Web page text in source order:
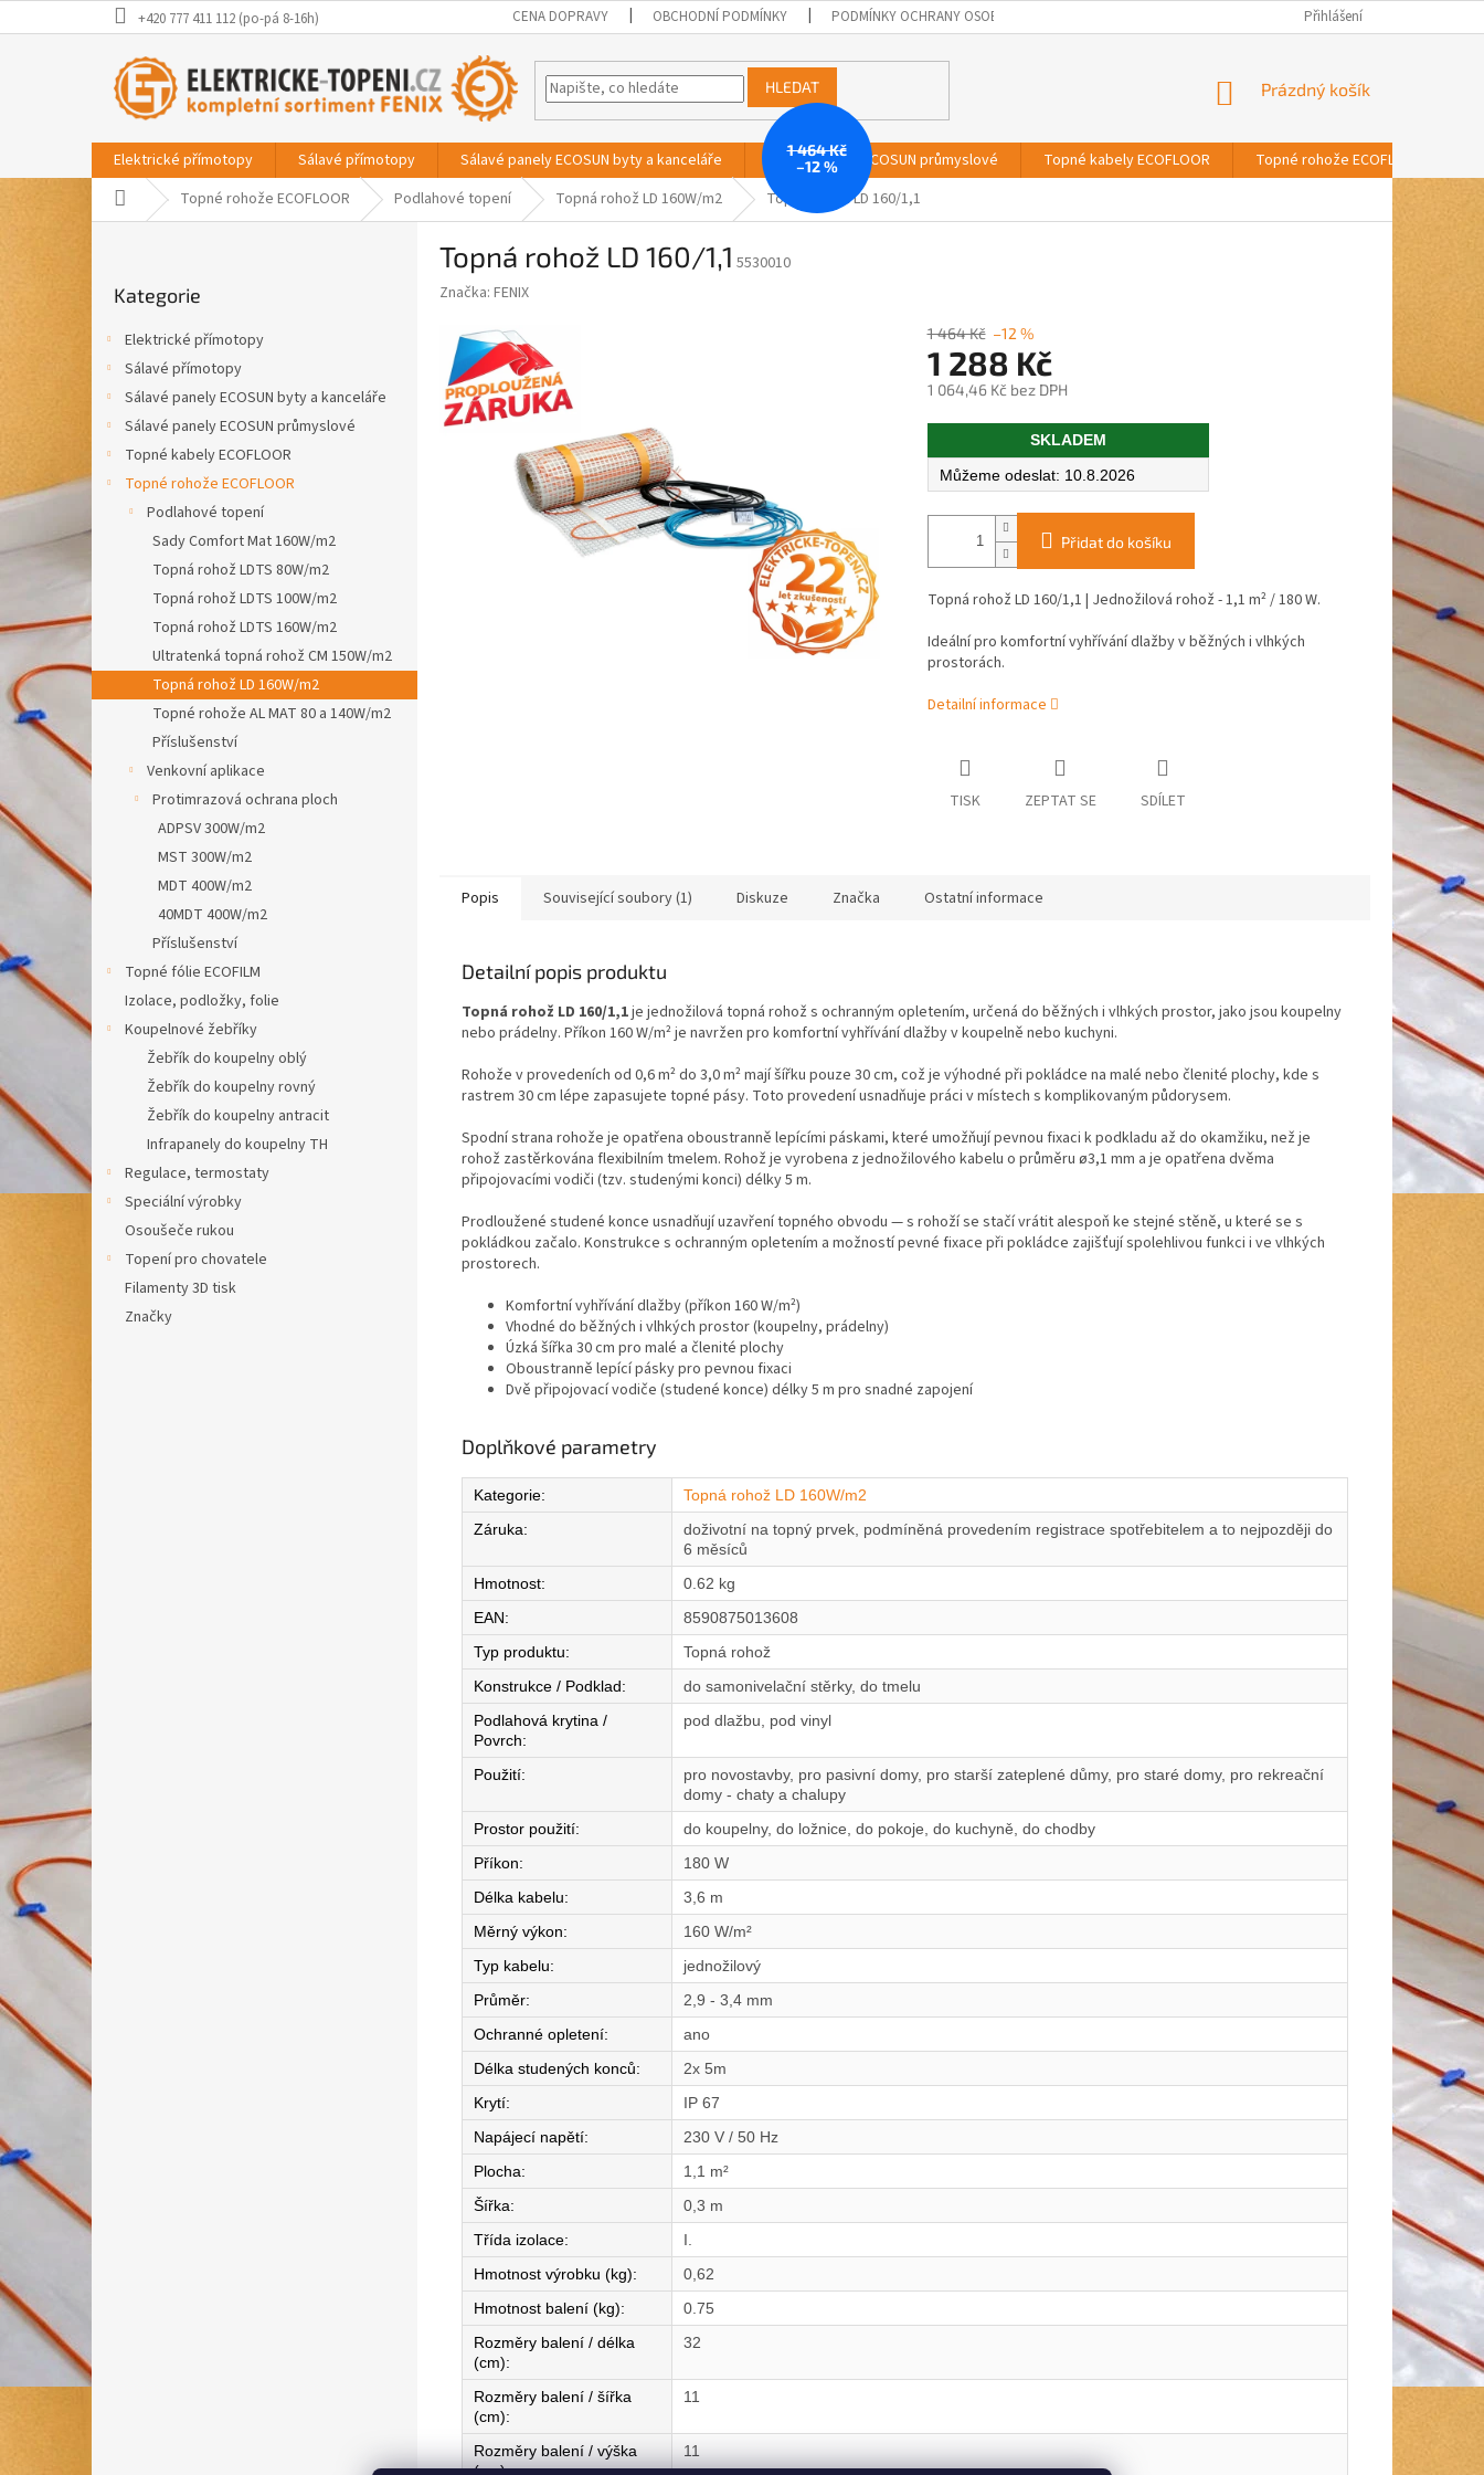
na
+420 777 411 112 (po-pá 8-16h) CENA DOPRAVY OBCHODNÍ PODMÍNKY PODMÍNKY OCHRANY OSOBNÍCH ÚDAJŮ Přihlášení
HLEDAT
NÁKUPNÍ
Prázdný košík
Elektrické přímotopy Sálavé přímotopy Sálavé panely ECOSUN byty a kanceláře Sálavé panely ECOSUN průmyslové Topné kabely ECOFLOOR Topné rohože ECOFLOOR
Domů Topné rohože ECOFLOOR Podlahové topení Topná rohož LD 160W/m2 Topná rohož LD 160/1,1
a
e
kategorie
Kategorie
Elektrické přímotopy
Sálavé přímotopy
Sálavé panely ECOSUN byty a kanceláře
Sálavé panely ECOSUN průmyslové
Topné kabely ECOFLOOR
Topné rohože ECOFLOOR
Podlahové topení
Sady Comfort Mat 160W/m2
Topná rohož LDTS 80W/m2
Topná rohož LDTS 100W/m2
Topná rohož LDTS 160W/m2
Ultratenká topná rohož CM 150W/m2
Topná rohož LD 160W/m2
Topné rohože AL MAT 80 a 140W/m2
Příslušenství
Venkovní aplikace
Protimrazová ochrana ploch
ADPSV 300W/m2
MST 300W/m2
MDT 400W/m2
40MDT 400W/m2
Příslušenství
Topné fólie ECOFILM
Izolace, podložky, folie
Koupelnové žebříky
Žebřík do koupelny oblý
Žebřík do koupelny rovný
Žebřík do koupelny antracit
Infrapanely do koupelny TH
Regulace, termostaty
Speciální výrobky
Osoušeče rukou
Topení pro chovatele
Filamenty 3D tisk
Značky
Topná rohož LD 160/1,1 5530010
Značka: FENIX
1 464 Kč
–12 %
1 464 Kč –12 %
1 288 Kč
1 064,46 Kč bez DPH
Měrná
SKLADEM
10.8.2026
Přidat do košíku
Topná rohož LD 160/1,1 | Jednožilová rohož - 1,1 m² / 180 W.
Ideální pro komfortní vyhřívání dlažby v běžných i vlhkých
prostorách.
Detailní informace
TISK ZEPTAT SE SDÍLET
Popis Související soubory (1) Diskuze Značka Ostatní informace
Detailní popis produktu
Topná rohož LD 160/1,1je jednožilová topná rohož s ochranným opletením, určená do běžných i vlhkých prostor, jako jsou koupelny
nebo prádelny. Příkon 160 W/m² je navržen pro komfortní vyhřívání dlažby v koupelně nebo kuchyni.
Rohože v provedeních od 0,6 m² do 3,0 m² mají šířku pouze 30 cm, což je výhodné při pokládce na malé nebo členité plochy, kde s
rastrem 30 cm lépe zapasujete topné pásy. Toto provedení usnadňuje práci v místech s komplikovaným půdorysem.
Spodní strana rohože je opatřena oboustranně lepícími páskami, které umožňují pevnou fixaci k podkladu až do okamžiku, než je
rohož zastěrkována flexibilním tmelem. Rohož je vyrobena z jednožilového kabelu o průměru ø3,1 mm a je opatřena dvěma
připojovacími vodiči (tzv. studenými konci) délky 5 m.
Prodloužené studené konce usnadňují uzavření topného obvodu — s rohoží se stačí vrátit alespoň ke stejné stěně, u které se s
pokládkou začalo. Konstrukce s ochranným opletením a možností pevné fixace při pokládce zajišťují spolehlivou funkci i ve vlhkých
prostorech.
Komfortní vyhřívání dlažby (příkon 160 W/m²)
Vhodné do běžných i vlhkých prostor (koupelny, prádelny)
Úzká šířka 30 cm pro malé a členité plochy
Oboustranně lepící pásky pro pevnou fixaci
Dvě připojovací vodiče (studené konce) délky 5 m pro snadné zapojení
Doplňkové parametry
Kategorie:
Topná rohož LD 160W/m2
Záruka:
doživotní na topný prvek, podmíněná provedením registrace spotřebitelem a to nejpozději do
6 měsíců
Hmotnost:
0.62 kg
EAN:
8590875013608
Typ produktu:
Topná rohož
Konstrukce / Podklad:
do samonivelační stěrky, do tmelu
Podlahová krytina /
Povrch:
pod dlažbu, pod vinyl
Použití:
pro novostavby, pro pasivní domy, pro starší zateplené důmy, pro staré domy, pro rekreační
domy - chaty a chalupy
Prostor použití:
do koupelny, do ložnice, do pokoje, do kuchyně, do chodby
Příkon:
180 W
Délka kabelu:
3,6 m
Měrný výkon:
160 W/m²
Typ kabelu:
jednožilový
Průměr:
2,9 - 3,4 mm
Ochranné opletení:
ano
Délka studených konců:
2x 5m
Krytí:
IP 67
Napájecí napětí:
230 V / 50 Hz
Plocha:
1,1 m²
Šířka:
0,3 m
Třída izolace:
I.
Hmotnost výrobku (kg):
0,62
Hmotnost balení (kg):
0.75
Rozměry balení / délka
(cm):
32
Rozměry balení / šířka
(cm):
11
Rozměry balení / výška
(cm):
11